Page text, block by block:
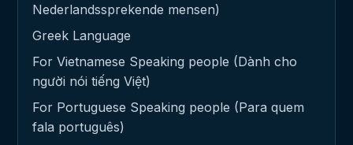
Nederlandssprekende mensen)
Greek Language
For Vietnamese Speaking people (Dành cho
người nói tiếng Việt)
For Portuguese Speaking people (Para quem
fala português)